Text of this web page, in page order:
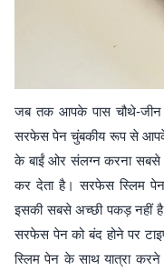
जब तक आपके पास चौथे-
सरफेस पेन चुंबकीय रूप से
के बाईं ओर संलग्न करना सबसे
कर देता है। सरफेस स्लिम
इसकी सबसे अच्छी पकड़ नहीं
सरफेस पेन को बंद होने पर
स्लिम पेन के साथ यात्रा